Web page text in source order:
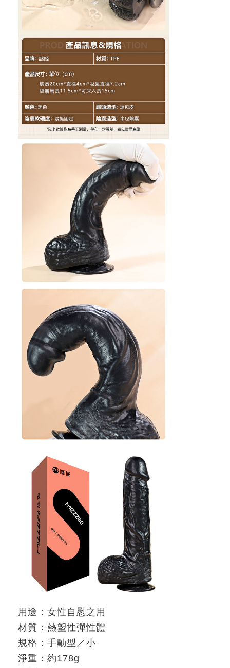
用途：女性自慰之用
材質：熱塑性彈性體
規格：手動型／小
淨重：約178g